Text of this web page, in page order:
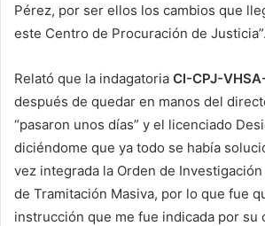
Pérez, por ser ellos los cambios que
este Centro de Procuración de Justicia”.
Relató que la indagatoria CI-CPJ-
después de quedar en manos del
“pasaron unos días” y el licenciado
diciéndome que ya todo se había
vez integrada la Orden de
de Tramitación Masiva, por lo que fue
instrucción que me fue indicada por su